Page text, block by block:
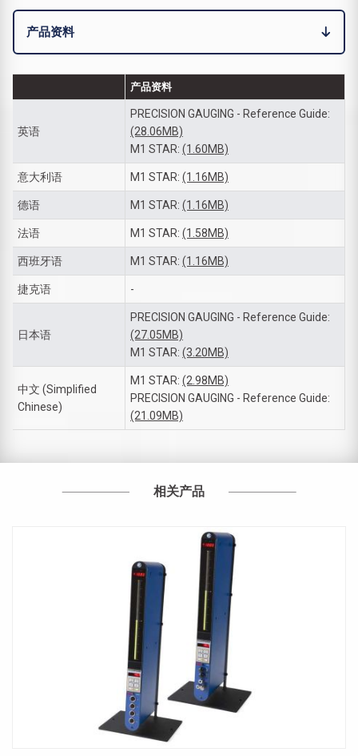
产品资料
产品资料
英语
PRECISION GAUGING - Reference Guide:
(28.06MB)
M1 STAR: (1.60MB)
意大利语 M1 STAR: (1.16MB)
德语 M1 STAR: (1.16MB)
法语 M1 STAR: (1.58MB)
西班牙语 M1 STAR: (1.16MB)
捷克语 -
日本语
PRECISION GAUGING - Reference Guide:
(27.05MB)
M1 STAR: (3.20MB)
中文 (Simplified
Chinese)
M1 STAR: (2.98MB)
PRECISION GAUGING - Reference Guide:
(21.09MB)
相关产品